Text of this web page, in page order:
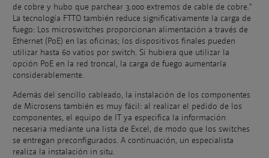
de cobre y hubo que parchear 3.000 extremos de cable de cobre."
La tecnología FTTO también reduce significativamente la carga de
fuego: Los microswitches proporcionan alimentación a través de
Ethernet (PoE) en las oficinas; los dispositivos finales pueden
utilizar hasta 60 vatios por switch. Si hubiera que utilizar la
opción PoE en la red troncal, la carga de fuego aumentaría
considerablemente.
Además del sencillo cableado, la instalación de los componentes
de Microsens también es muy fácil: al realizar el pedido de los
componentes, el equipo de IT ya especifica la información
necesaria mediante una lista de Excel, de modo que los switches
se entregan preconfigurados. A continuación, un especialista
realiza la instalación in situ.